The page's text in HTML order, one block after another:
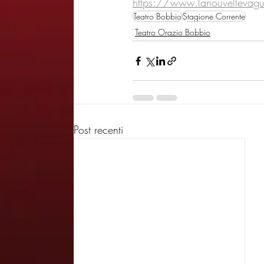
Teatro BobbioStagione Corrente
Teatro Orazio Bobbio
Post recenti